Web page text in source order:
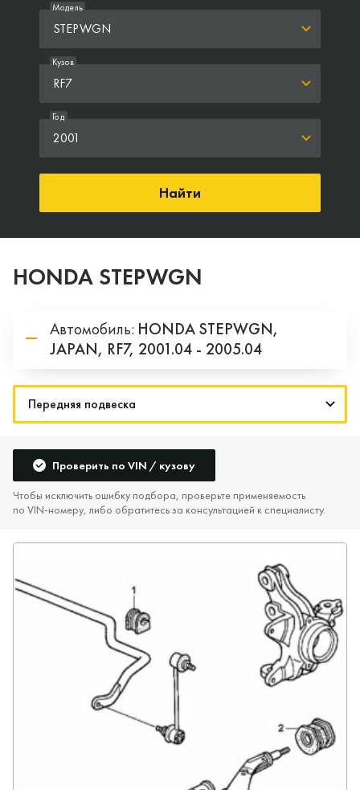
STEPWGN
Модель
RF7
Кузов
2001
Год
Найти
HONDA STEPWGN
Автомобиль: HONDASTEPWGN,
JAPAN, RF7, 2001.04 - 2005.04
Проверить по VIN / кузову
Чтобы исключить ошибку подбора, проверьте применяемость
по VIN‑номеру, либо обратитесь за консультацией к специалисту.